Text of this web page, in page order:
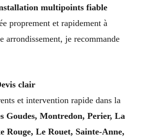
multipoints fiable
proprement et rapidement à
arrondissement, je recommande
clair
et intervention rapide dans la
Goudes, Montredon, Perier, La
Rouge, Le Rouet, Sainte-Anne,